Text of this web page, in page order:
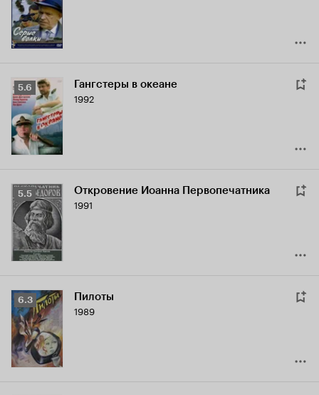
7.3
Рейтинг
Кинопоиска
5.6
5.6 Гангстеры в океане
1992
Рейтинг
Кинопоиска
5.5
5.5 Откровение Иоанна Первопечатника
1991
Рейтинг
Кинопоиска
6.3
6.3 Пилоты
1989